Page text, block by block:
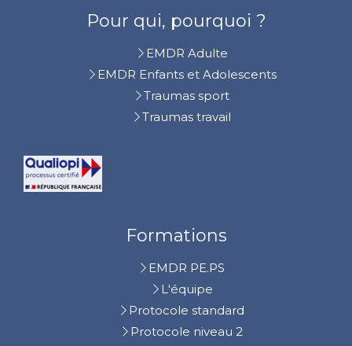
Pour qui, pourquoi ?
EMDR Adulte
EMDR Enfants et Adolescents
Traumas sport
Traumas travail
Formations
EMDR PE.PS
L'équipe
Protocole standard
Protocole niveau 2